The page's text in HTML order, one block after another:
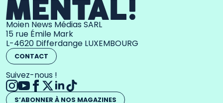
Moien News Médias SARL
15 rue Émile Mark
L-4620 Differdange LUXEMBOURG
CONTACT
Suivez-nous !
S’ABONNER À NOS MAGAZINES